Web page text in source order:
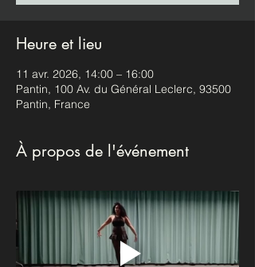
Heure et lieu
11 avr. 2026, 14:00 – 16:00
Pantin, 100 Av. du Général Leclerc, 93500
Pantin, France
À propos de l'événement